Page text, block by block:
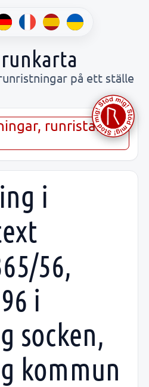
på ett ställe
runristare,
i
56,
i
socken,
kommun